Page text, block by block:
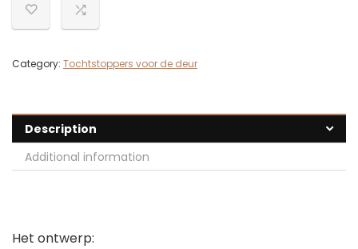
Category: Tochtstoppers voor de deur
Description
Additional information
Het ontwerp: